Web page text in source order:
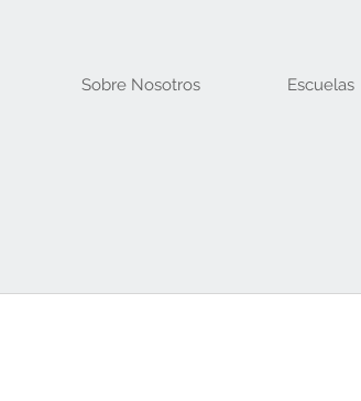
Sobre Nosotros Escuelas